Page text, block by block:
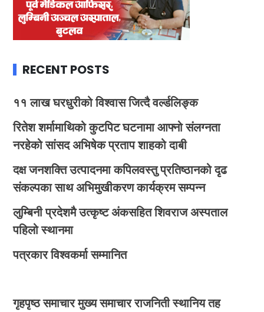
RECENT POSTS
११ लाख घरधुरीको विश्वास जित्दै वर्ल्डलिङ्क
रितेश शर्मामाथिको कुटपिट घटनामा आफ्नो संलग्नता
नरहेको सांसद अभिषेक प्रताप शाहको दाबी
दक्ष जनशक्ति उत्पादनमा कपिलवस्तु प्रतिष्ठानको दृढ
संकल्पका साथ अभिमुखीकरण कार्यक्रम सम्पन्न
लुम्बिनी प्रदेशमै उत्कृष्ट अंकसहित शिवराज अस्पताल
पहिलो स्थानमा
पत्रकार विश्वकर्मा सम्मानित
गृहपृष्ठ समाचार मुख्य समाचार राजनिती स्थानिय तह